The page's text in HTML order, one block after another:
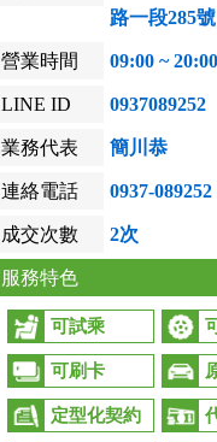
路一段285號
營業時間 09:00 ~ 20:00
LINE ID 0937089252
業務代表 簡川恭
連絡電話 0937-089252
成交次數 2次
服務特色
可試乘
可刷卡
定型化契約